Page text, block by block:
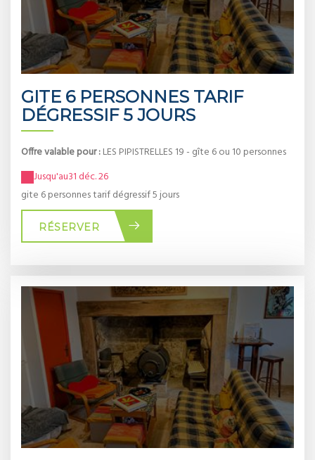
GITE 6 PERSONNES TARIF
DÉGRESSIF 5 JOURS
Offre valable pour :LES PIPISTRELLES 19 - gîte 6 ou 10 personnes
Jusqu'au31 déc. 26
gite 6 personnes tarif dégressif 5 jours
RÉSERVER